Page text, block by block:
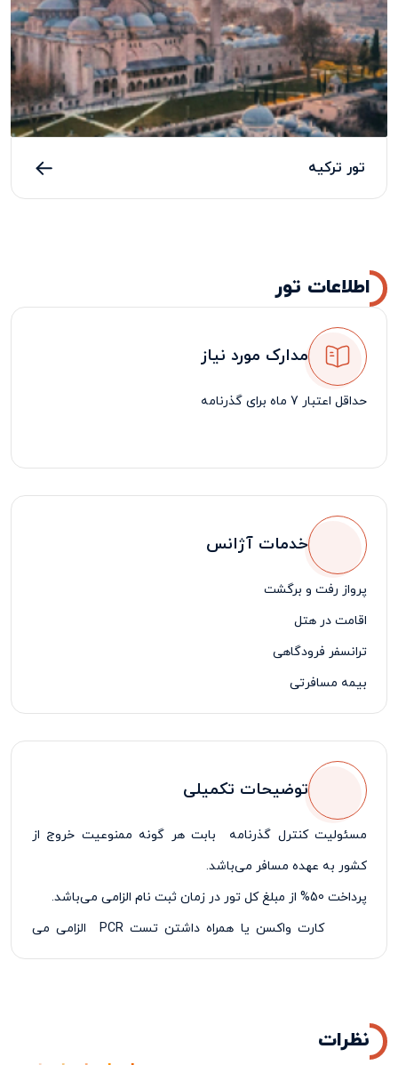
تور ترکیه
اطلاعات تور
مدارک مورد نیاز
حداقل اعتبار 7 ماه برای گذرنامه
خدمات آژانس
پرواز رفت و برگشت
اقامت در هتل
ترانسفر فرودگاهی
بیمه مسافرتی
لیدر مسافرتی فارسی زبان
یک روز گشت شهری با ناهار
توضیحات تکمیلی
مسئولیت کنترل گذرنامه بابت هر گونه ممنوعیت خروج از
کشور به عهده مسافر می‌باشد.
پرداخت 50% از مبلغ کل تور در زمان ثبت نام الزامی می‌باشد.
کارت واکسن یا همراه داشتن تستPCR الزامی می
باشد
نظرات